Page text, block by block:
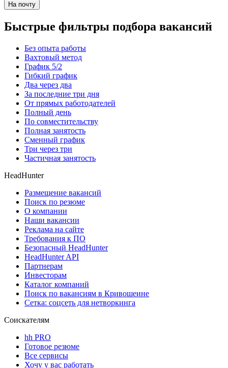
На почту
Быстрые фильтры подбора вакансий
Без опыта работы
Вахтовый метод
График 5/2
Гибкий график
Два через два
За последние три дня
От прямых работодателей
Полный день
По совместительству
Полная занятость
Сменный график
Три через три
Частичная занятость
HeadHunter
Размещение вакансий
Поиск по резюме
О компании
Наши вакансии
Реклама на сайте
Требования к ПО
Безопасный HeadHunter
HeadHunter API
Партнерам
Инвесторам
Каталог компаний
Поиск по вакансиям в Кривошеине
Сетка: соцсеть для нетворкинга
Соискателям
hh PRO
Готовое резюме
Все сервисы
Хочу у вас работать